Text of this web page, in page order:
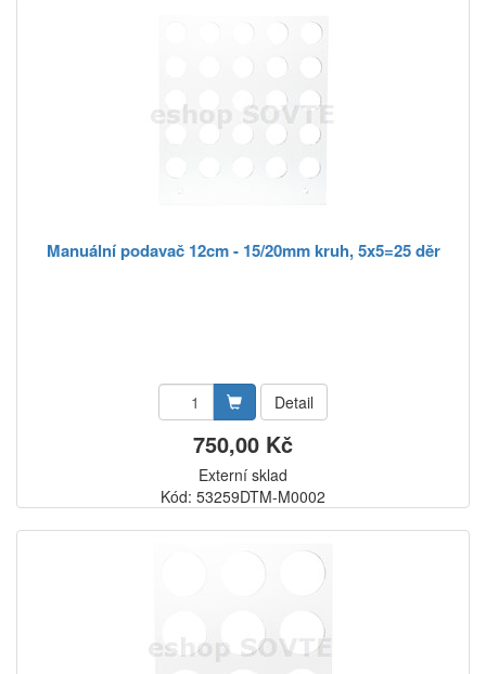
Manuální podavač 12cm - 15/20mm kruh, 5x5=25 děr
Detail
750,00 Kč
Externí sklad
Kód: 53259DTM-M0002